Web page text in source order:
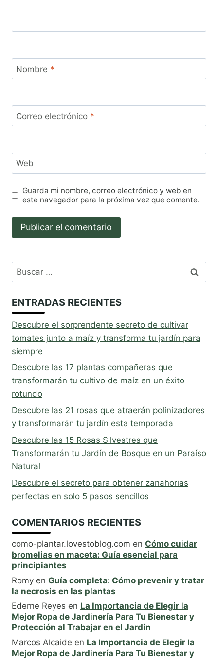
Nombre *
Correo electrónico *
Web
Guarda mi nombre, correo electrónico y web en
este navegador para la próxima vez que comente.
Buscar:
ENTRADAS RECIENTES
Descubre el sorprendente secreto de cultivar
tomates junto a maíz y transforma tu jardín para
siempre
Descubre las 17 plantas compañeras que
transformarán tu cultivo de maíz en un éxito
rotundo
Descubre las 21 rosas que atraerán polinizadores
y transformarán tu jardín esta temporada
Descubre las 15 Rosas Silvestres que
Transformarán tu Jardín de Bosque en un Paraíso
Natural
Descubre el secreto para obtener zanahorias
perfectas en solo 5 pasos sencillos
COMENTARIOS RECIENTES
como-plantar.lovestoblog.com en Cómo cuidar
bromelias en maceta: Guía esencial para
principiantes
Romy en Guía completa: Cómo prevenir y tratar
la necrosis en las plantas
Ederne Reyes en La Importancia de Elegir la
Mejor Ropa de Jardinería Para Tu Bienestar y
Protección al Trabajar en el Jardín
Marcos Alcaide en La Importancia de Elegir la
Mejor Ropa de Jardinería Para Tu Bienestar y